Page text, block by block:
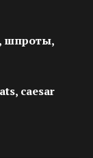
шпроты,
сaesar